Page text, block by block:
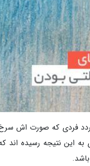
فردی که صورت اش
این نتیجه رسیده اند